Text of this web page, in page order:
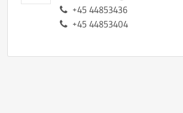
+45 44853436
+45 44853404